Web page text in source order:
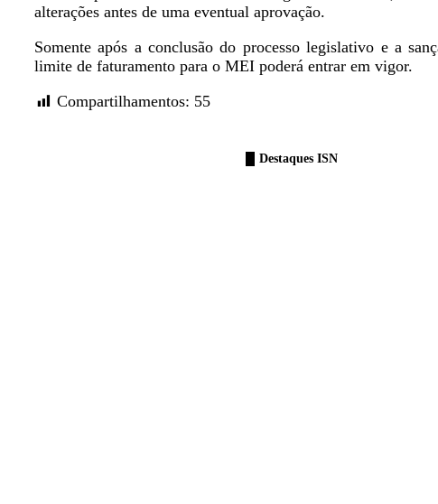
alterações antes de uma eventual aprovação.
Somente após a conclusão do processo legislativo e a
limite de faturamento para o MEI poderá entrar em vigor.
Compartilhamentos: 55
Destaques ISN